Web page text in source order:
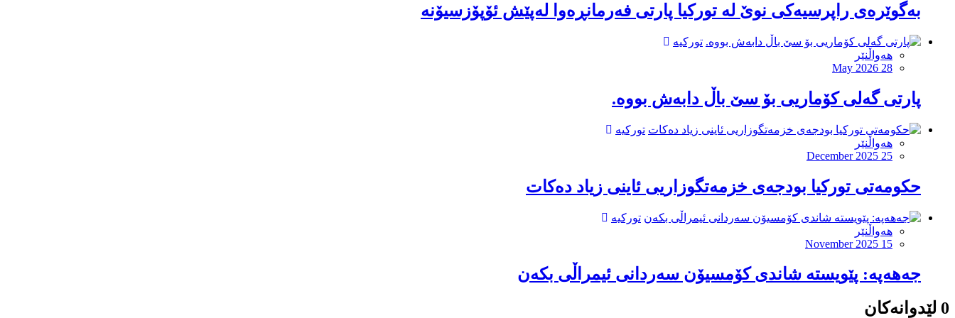
بەگوێرەى راپرسیەکى نوێ لە تورکیا پارتى فەرمانڕەوا لەپێش ئۆپۆزسیۆنە
تورکیە
هەواڵنێر
May 2026 28
پارتى گەلى کۆماریى بۆ سێ باڵ دابەش بووە.
تورکیە
هەواڵنێر
December 2025 25
حکومەتى تورکیا بودجەى خزمەتگوزاریى ئاینى زیاد دەکات
تورکیە
هەواڵنێر
November 2025 15
جەهەپە: پێویستە شاندی کۆمسیۆن سەردانی ئیمراڵی بکەن
0 لێدوانەکان